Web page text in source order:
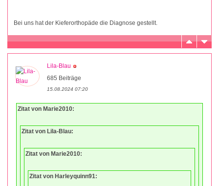
Bei uns hat der Kieferorthopäde die Diagnose gestellt.
Lila-Blau
685 Beiträge
15.08.2024 07:20
Zitat von Marie2010:
Zitat von Lila-Blau:
Zitat von Marie2010:
Zitat von Harleyquinn91: